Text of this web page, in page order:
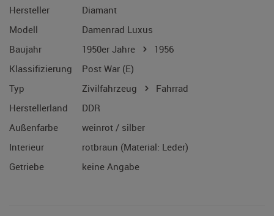
Hersteller
Diamant
Modell
Damenrad Luxus
Baujahr
1950er Jahre
1956
Klassifizierung
Post War (E)
Typ
Zivilfahrzeug
Fahrrad
Herstellerland
DDR
Außenfarbe
weinrot / silber
Interieur
rotbraun (Material: Leder)
Getriebe
keine Angabe